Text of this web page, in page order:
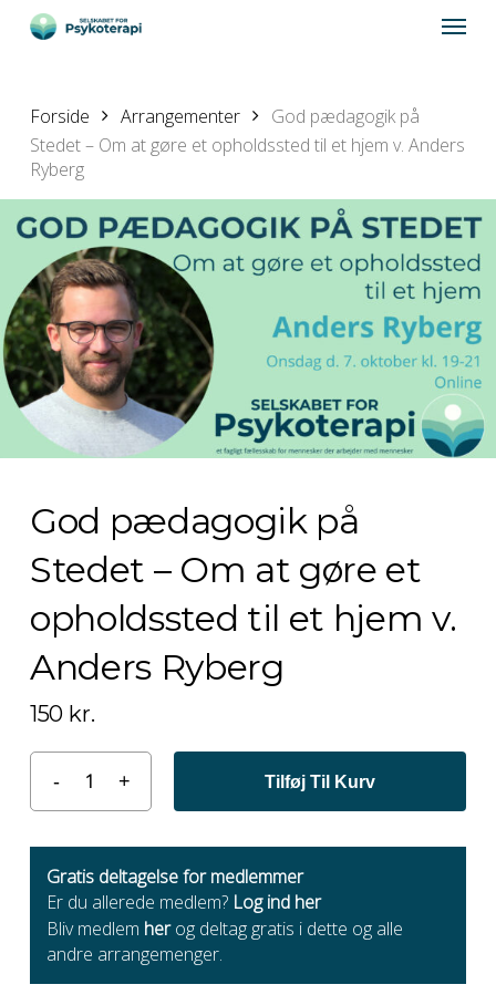
Menu
Forside Arrangementer
God pædagogik på
Stedet – Om at gøre et opholdssted til et hjem v. Anders
Ryberg
God pædagogik på
Stedet – Om at gøre et
opholdssted til et hjem v.
Anders Ryberg
150 kr.
Tilføj Til Kurv
Gratis deltagelse for medlemmer
Er du allerede medlem? Log ind her
Bliv medlem herog deltag gratis i dette og alle
andre arrangemenger.